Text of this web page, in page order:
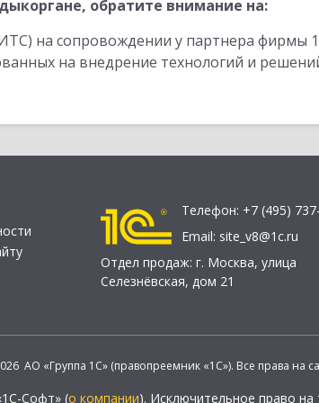
обратите внимание на:
на сопровождении у партнера фирмы
на внедрение технологий и
Телефон: +7 (495)
Email: site_v8@1c.ru
Отдел продаж: г. Москва, улица
Селезнёвская, дом 21
АО «Группа 1С» (правопреемник «1С»). Все права на
Софт» (о компании). Исключительное право